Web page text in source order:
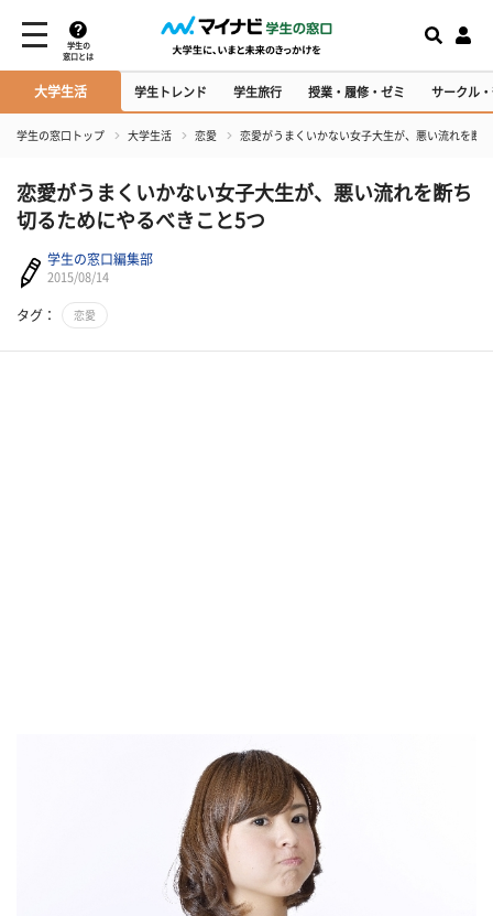
学生の
窓口とは
大学生活 学生トレンド 学生旅行 授業・履修・ゼミ サークル
学生の窓口トップ 大学生活 恋愛 恋愛がうまくいかない女子大生が、悪い流れを断
恋愛がうまくいかない女子大生が、悪い流れを断ち
切るためにやるべきこと5つ
学生の窓口編集部
2015/08/14
タグ： 恋愛